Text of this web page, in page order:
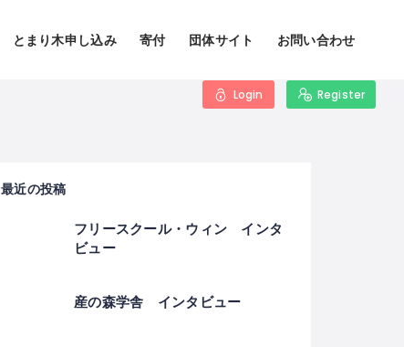
とまり木申し込み 寄付 団体サイト お問い合わせ
Login Register
最近の投稿
フリースクール・ウィン インタ
ビュー
産の森学舎 インタビュー